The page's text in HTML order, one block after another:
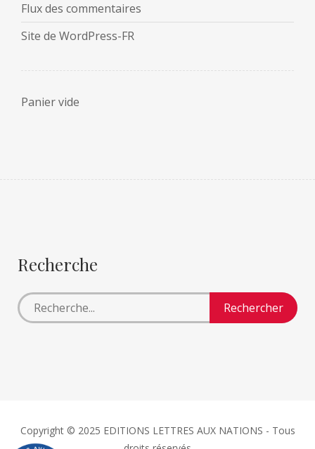
Flux des commentaires
Site de WordPress-FR
Panier vide
Recherche
Copyright © 2025 EDITIONS LETTRES AUX NATIONS - Tous